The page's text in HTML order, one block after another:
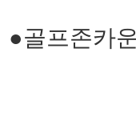
●골프존카